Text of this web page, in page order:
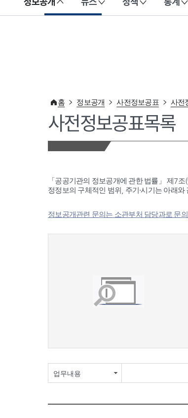
이 누리집은 대한민국 공식 전자정부 누리집입니다.
홈 정보공개 사전정보공표 사전
사전정보공표목록
「공공기관의 정보공개에 관한 법률」 제7
정정보의 구체적인 범위, 주기·시기는 아래와
정보공개관련 문의는 소관부처 담당과로 문
업무내용